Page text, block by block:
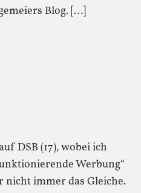
Blog. […]
DSB (17), wobei ich
Werbung“
nicht immer das Gleiche.